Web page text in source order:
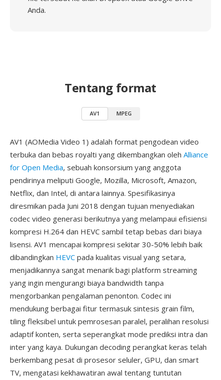
Anda.
Tentang format
AV1 MPEG
AV1 (AOMedia Video 1) adalah format pengodean video
terbuka dan bebas royalti yang dikembangkan oleh Alliance
for Open Media, sebuah konsorsium yang anggota
pendirinya meliputi Google, Mozilla, Microsoft, Amazon,
Netflix, dan Intel, di antara lainnya. Spesifikasinya
diresmikan pada Juni 2018 dengan tujuan menyediakan
codec video generasi berikutnya yang melampaui efisiensi
kompresi H.264 dan HEVC sambil tetap bebas dari biaya
lisensi. AV1 mencapai kompresi sekitar 30-50% lebih baik
dibandingkan HEVC pada kualitas visual yang setara,
menjadikannya sangat menarik bagi platform streaming
yang ingin mengurangi biaya bandwidth tanpa
mengorbankan pengalaman penonton. Codec ini
mendukung berbagai fitur termasuk sintesis grain film,
tiling fleksibel untuk pemrosesan paralel, peralihan resolusi
adaptif konten, serta seperangkat mode prediksi intra dan
inter yang kaya. Dukungan decoding perangkat keras telah
berkembang pesat di prosesor seluler, GPU, dan smart
TV, mengatasi kekhawatiran awal tentang tuntutan